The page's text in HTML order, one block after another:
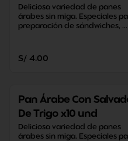
Deliciosa variedad de panes
árabes sin miga. Especiales
preparación de sándwiches,
S/ 4.00
Pan Árabe Con
De Trigo x10 und
Deliciosa variedad de panes
árabes sin miga. Especiales